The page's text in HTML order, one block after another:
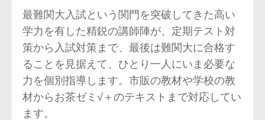
最難関大入試という関門を突破してきた高い
学力を有した精鋭の講師陣が、定期テスト対
策から入試対策まで、最後は難関大に合格す
ることを見据えて、ひとり一人にいま必要な
力を個別指導します。市販の教材や学校の教
材からお茶ゼミ√＋のテキストまで対応してい
ます。